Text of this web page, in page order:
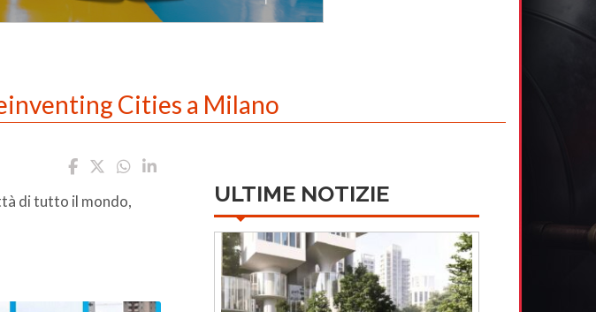
Cities a Milano
di tutto il mondo,
ULTIME NOTIZIE